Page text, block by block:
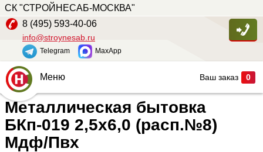
СК "СТРОЙНЕСАБ-МОСКВА"
8 (495) 593-40-06
info@stroynesab.ru
Telegram MaxApp
Ваш заказ 0
Главная
Каталог
Услуги
Меню
Металлическая бытовка
БКп-019 2,5х6,0 (расп.№8)
Мдф/Пвх